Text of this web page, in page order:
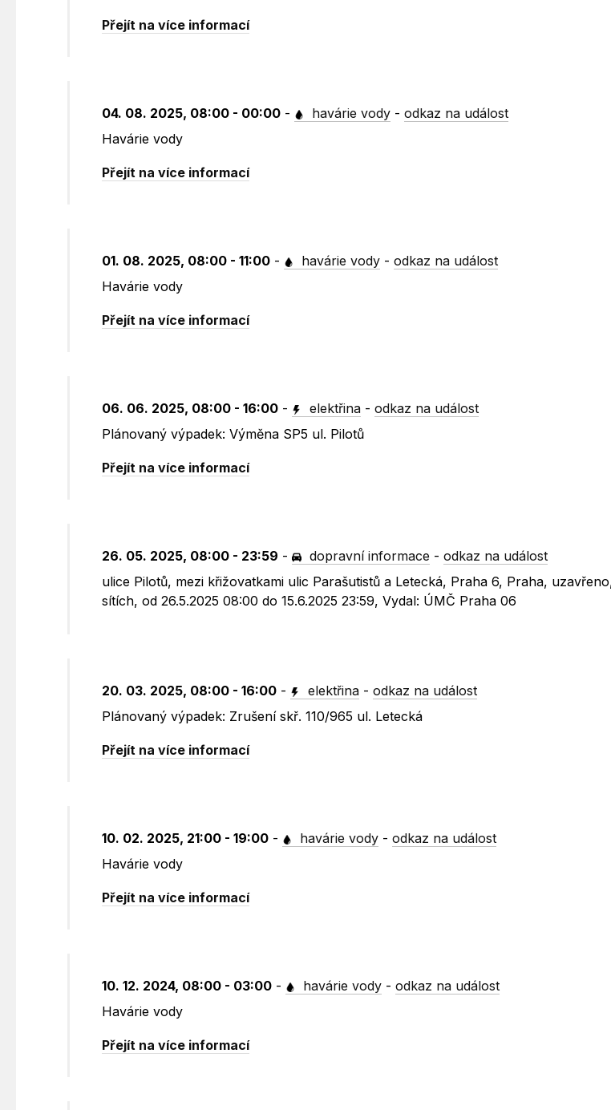
Přejít na více informací
04. 08. 2025, 08:00 - 00:00 - havárie vody -odkaz na událost
Havárie vody
Přejít na více informací
01. 08. 2025, 08:00 - 11:00 - havárie vody -odkaz na událost
Havárie vody
Přejít na více informací
06. 06. 2025, 08:00 - 16:00 - elektřina -odkaz na událost
Plánovaný výpadek: Výměna SP5 ul. Pilotů
Přejít na více informací
26. 05. 2025, 08:00 - 23:59 - dopravní informace -odkaz na událost
ulice Pilotů, mezi křižovatkami ulic Parašutistů a Letecká, Praha 6, Praha,
sítích, od 26.5.2025 08:00 do 15.6.2025 23:59, Vydal: ÚMČ Praha 06
20. 03. 2025, 08:00 - 16:00 - elektřina -odkaz na událost
Plánovaný výpadek: Zrušení skř. 110/965 ul. Letecká
Přejít na více informací
10. 02. 2025, 21:00 - 19:00 - havárie vody -odkaz na událost
Havárie vody
Přejít na více informací
10. 12. 2024, 08:00 - 03:00 - havárie vody -odkaz na událost
Havárie vody
Přejít na více informací